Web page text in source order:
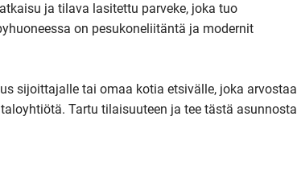
ja tilava lasitettu parveke, joka tuo
on pesukoneliitäntä ja modernit
sijoittajalle tai omaa kotia etsivälle, joka arvostaa
Tartu tilaisuuteen ja tee tästä asunnosta